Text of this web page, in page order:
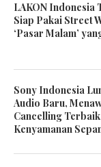
LAKON Indonesia
Siap Pakai Street
‘Pasar Malam’
Sony Indonesia
Audio Baru,
Cancelling
Kenyamanan